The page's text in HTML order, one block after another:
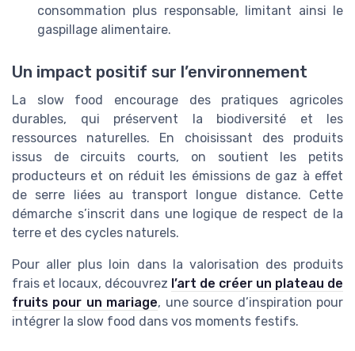
consommation plus responsable, limitant ainsi le
gaspillage alimentaire.
Un impact positif sur l’environnement
La slow food encourage des pratiques agricoles
durables, qui préservent la biodiversité et les
ressources naturelles. En choisissant des produits
issus de circuits courts, on soutient les petits
producteurs et on réduit les émissions de gaz à effet
de serre liées au transport longue distance. Cette
démarche s’inscrit dans une logique de respect de la
terre et des cycles naturels.
Pour aller plus loin dans la valorisation des produits
frais et locaux, découvrez l’art de créer un plateau de
fruits pour un mariage, une source d’inspiration pour
intégrer la slow food dans vos moments festifs.